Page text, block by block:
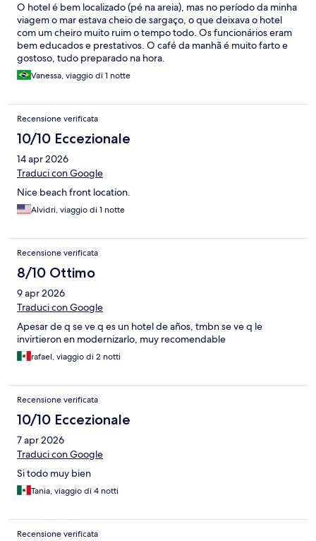
O hotel é bem localizado (pé na areia), mas no período da minha
viagem o mar estava cheio de sargaço, o que deixava o hotel
com um cheiro muito ruim o tempo todo. Os funcionários eram
bem educados e prestativos. O café da manhã é muito farto e
gostoso, tudo preparado na hora.
Vanessa, viaggio di 1 notte
Recensione verificata
10/10 Eccezionale
14 apr 2026
Traduci con Google
Nice beach front location.
Alvidri, viaggio di 1 notte
Recensione verificata
8/10 Ottimo
9 apr 2026
Traduci con Google
Apesar de q se ve q es un hotel de años, tmbn se ve q le
invirtieron en modernizarlo, muy recomendable
rafael, viaggio di 2 notti
Recensione verificata
10/10 Eccezionale
7 apr 2026
Traduci con Google
Si todo muy bien
Tania, viaggio di 4 notti
Recensione verificata